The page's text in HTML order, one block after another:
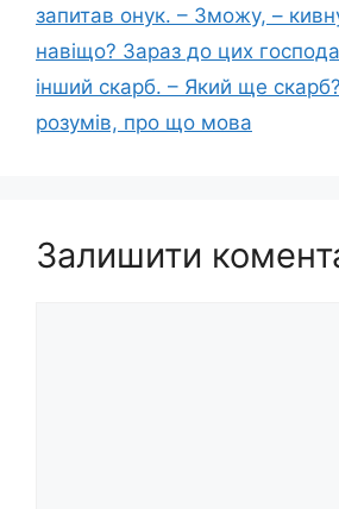
запитав онук. – Зможу, –
навіщо? Зараз до цих
інший скарб. – Який ще
розумів, про що мова
Залишити